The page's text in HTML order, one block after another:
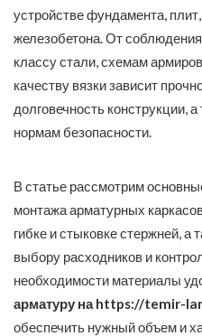
устройстве фундамента,
железобетона. От
классу стали, схемам
качеству вязки зависит
долговечность конструкции,
нормам безопасности.
В статье рассмотрим
монтажа арматурных
гибке и стыковке стержней, а
выбору расходников и
необходимости материалы
арматуру наhttps://temir-
обеспечить нужный объем и